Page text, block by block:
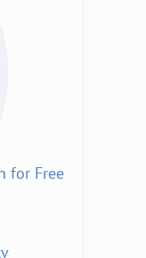
for Free